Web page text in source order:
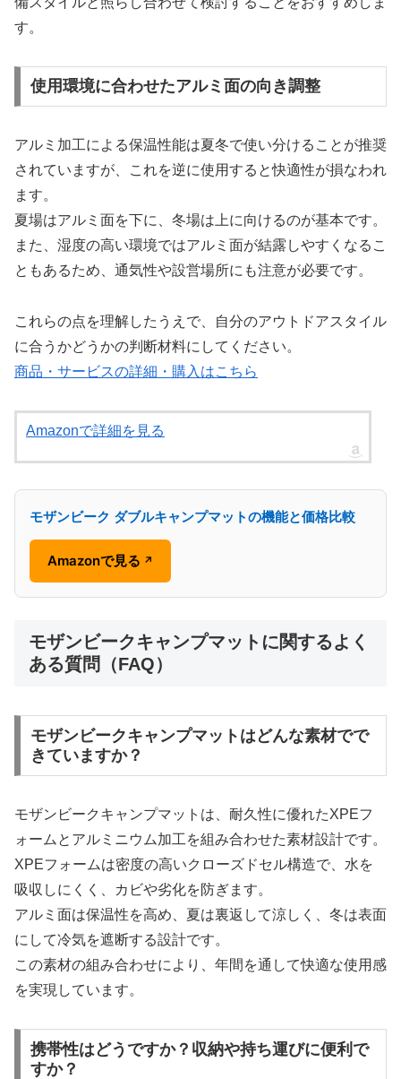
す。
使用環境に合わせたアルミ面の向き調整
アルミ加工による保温性能は夏冬で使い分けることが推奨
されていますが、これを逆に使用すると快適性が損なわれ
ます。
夏場はアルミ面を下に、冬場は上に向けるのが基本です。
また、湿度の高い環境ではアルミ面が結露しやすくなるこ
ともあるため、通気性や設営場所にも注意が必要です。
これらの点を理解したうえで、自分のアウトドアスタイル
に合うかどうかの判断材料にしてください。
商品・サービスの詳細・購入はこちら
Amazonで詳細を見る
モザンビーク ダブルキャンプマットの機能と価格比較
Amazonで見る ↗
モザンビークキャンプマットに関するよく
ある質問（FAQ）
モザンビークキャンプマットはどんな素材でで
きていますか？
モザンビークキャンプマットは、耐久性に優れたXPEフ
ォームとアルミニウム加工を組み合わせた素材設計です。
XPEフォームは密度の高いクローズドセル構造で、水を
吸収しにくく、カビや劣化を防ぎます。
アルミ面は保温性を高め、夏は裏返して涼しく、冬は表面
にして冷気を遮断する設計です。
この素材の組み合わせにより、年間を通して快適な使用感
を実現しています。
携帯性はどうですか？収納や持ち運びに便利で
すか？